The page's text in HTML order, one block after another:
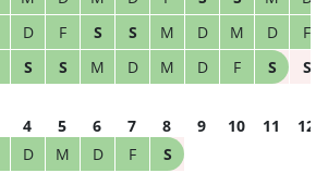
D F S S M D M D
F
S S M D M D F S S
4 5 6 7 8 9 10 11
12
D M D F S